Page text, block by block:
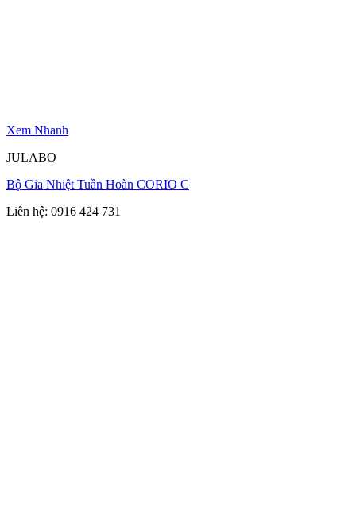
Xem Nhanh
JULABO
Bộ Gia Nhiệt Tuần Hoàn CORIO C
Liên hệ: 0916 424 731